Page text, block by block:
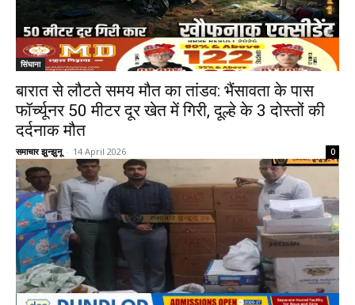
सिंघाना
बारात से लौटते समय मौत का तांडव: भैंसावता के पास
फॉर्च्यूनर 50 मीटर दूर खेत में गिरी, दूल्हे के 3 दोस्तों की
दर्दनाक मौत
समाचार झुन्झुनू - 14 April 2026 0